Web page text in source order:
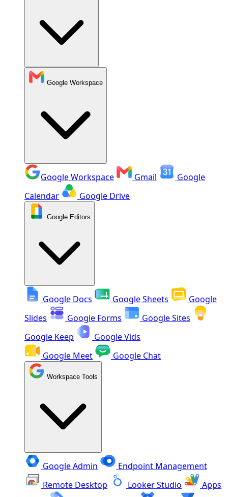
Google Workspace
Google Workspace Gmail
Google
Calendar
Google Drive
Google Editors
Google Docs Google Sheets
Google
Slides
Google Forms
Google Sites
Google Keep
Google Vids
Google Meet
Google Chat
Workspace Tools
Google Admin
Endpoint Management
Remote Desktop
Looker Studio
Apps